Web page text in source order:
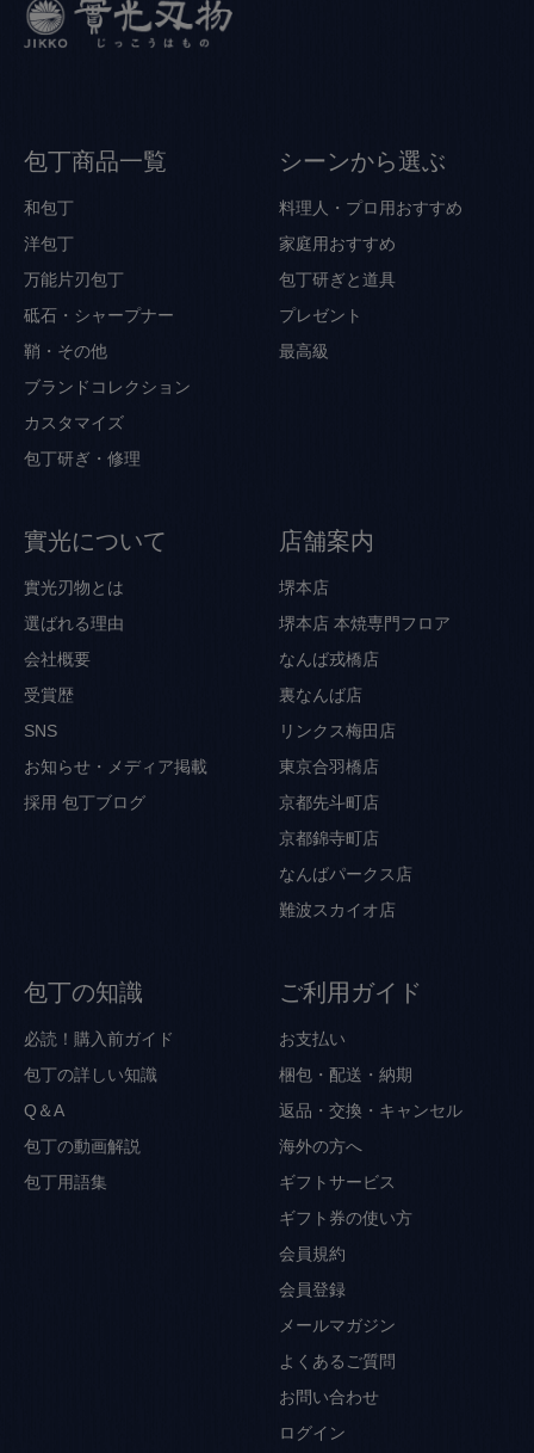
包丁商品一覧
和包丁
洋包丁
万能片刃包丁
砥石・シャープナー
鞘・その他
ブランドコレクション
カスタマイズ
包丁研ぎ・修理
シーンから選ぶ
料理人・プロ用おすすめ
家庭用おすすめ
包丁研ぎと道具
プレゼント
最高級
實光について
實光刃物とは
選ばれる理由
会社概要
受賞歴
SNS
お知らせ・メディア掲載
採用 包丁ブログ
店舗案内
堺本店
堺本店 本焼専門フロア
なんば戎橋店
裏なんば店
リンクス梅田店
東京合羽橋店
京都先斗町店
京都錦寺町店
なんばパークス店
難波スカイオ店
包丁の知識
必読！購入前ガイド
包丁の詳しい知識
Q＆A
包丁の動画解説
包丁用語集
ご利用ガイド
お支払い
梱包・配送・納期
返品・交換・キャンセル
海外の方へ
ギフトサービス
ギフト券の使い方
会員規約
会員登録
メールマガジン
よくあるご質問
お問い合わせ
ログイン